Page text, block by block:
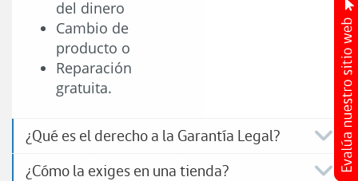
del dinero
Cambio de
producto o
Reparación
gratuita.
¿Qué es el derecho a la Garantía Legal?
¿Cómo la exiges en una tienda?